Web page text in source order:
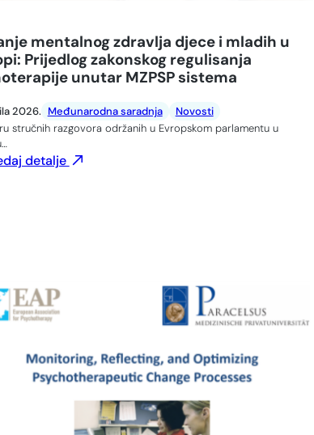
mentalnog zdravlja djece i mladih u
Prijedlog zakonskog regulisanja
unutar MZPSP sistema
2026. Međunarodna saradnja
Novosti
stručnih razgovora održanih u Evropskom parlamentu u
detalje